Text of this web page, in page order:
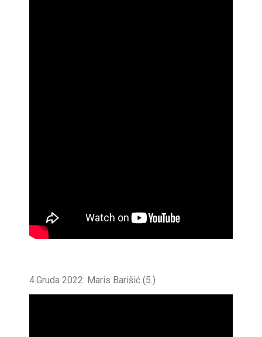
4.Gruda 2022: Maris Barišić (5.)